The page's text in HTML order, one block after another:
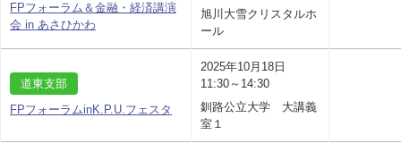
FPフォーラム＆金融・経済講演
会 in あさひかわ
旭川大雪クリスタルホ
ール
道東支部
FPフォーラムinK.P.U.フェスタ
2025年10月18日
11:30～14:30
釧路公立大学 大講義
室１